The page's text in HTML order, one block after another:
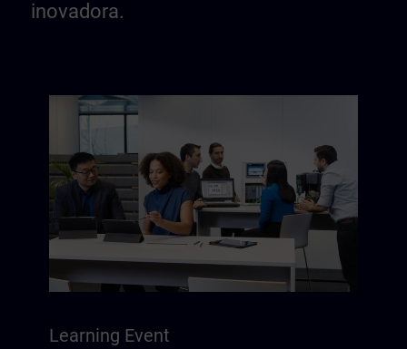
inovadora.
Learning Event